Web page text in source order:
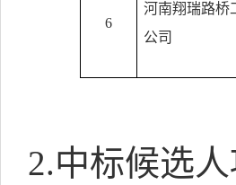
6
河南翔瑞路桥
公司
2.中标候选